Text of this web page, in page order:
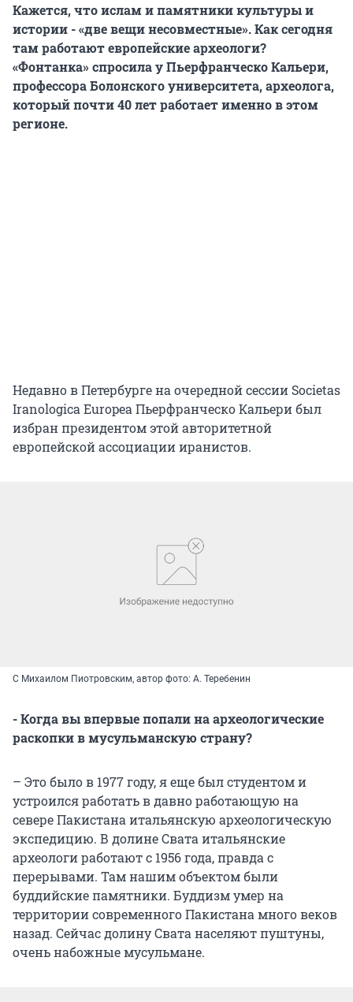
Кажется, что ислам и памятники культуры и
истории - «две вещи несовместные». Как сегодня
там работают европейские археологи?
«Фонтанка» спросила у Пьерфранческо Кальери,
профессора Болонского университета, археолога,
который почти 40 лет работает именно в этом
регионе.
Недавно в Петербурге на очередной сессии Societas
Iranologica Europea Пьерфранческо Кальери был
избран президентом этой авторитетной
европейской ассоциации иранистов.
С Михаилом Пиотровским, автор фото: А. Теребенин
- Когда вы впервые попали на археологические
раскопки в мусульманскую страну?
– Это было в 1977 году, я еще был студентом и
устроился работать в давно работающую на
севере Пакистана итальянскую археологическую
экспедицию. В долине Свата итальянские
археологи работают с 1956 года, правда с
перерывами. Там нашим объектом были
буддийские памятники. Буддизм умер на
территории современного Пакистана много веков
назад. Сейчас долину Свата населяют пуштуны,
очень набожные мусульмане.